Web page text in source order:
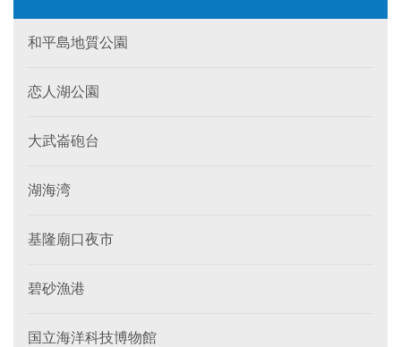
和平島地質公園
恋人湖公園
大武崙砲台
湖海湾
基隆廟口夜市
碧砂漁港
国立海洋科技博物館